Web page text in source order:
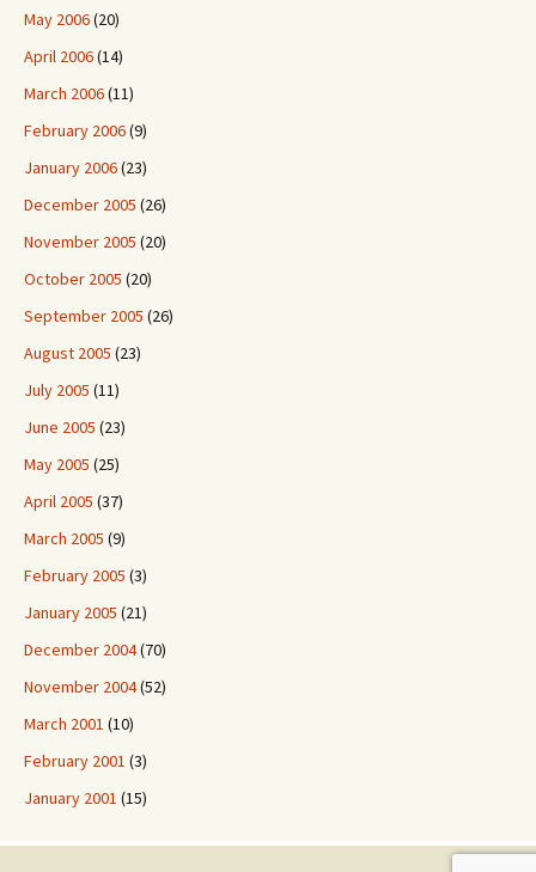
May 2006(20)
April 2006(14)
March 2006(11)
February 2006(9)
January 2006(23)
December 2005 (26)
November 2005 (20)
October 2005 (20)
September 2005 (26)
August 2005 (23)
July 2005 (11)
June 2005 (23)
May 2005 (25)
April 2005 (37)
March 2005 (9)
February 2005 (3)
January 2005 (21)
December 2004(70)
November 2004(52)
March 2001 (10)
February 2001 (3)
January 2001 (15)